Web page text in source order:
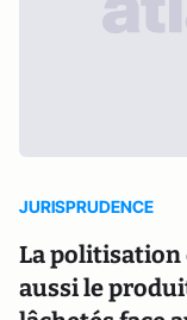
JURISPRUDENCE
La politisation
aussi le